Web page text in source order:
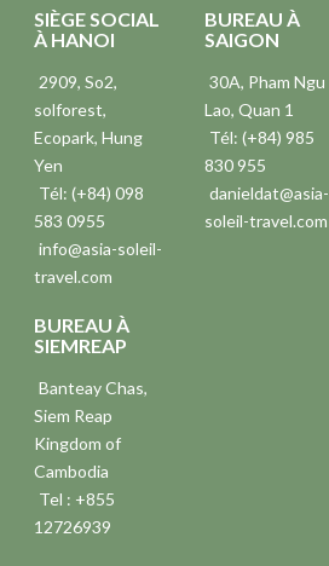
SIÈGE SOCIAL
À HANOI
2909, So2,
solforest,
Ecopark, Hung
Yen
Tél: (+84) 098
583 0955
info@asia-soleil-
travel.com
BUREAU À
SAIGON
30A, Pham Ngu
Lao, Quan 1
Tél: (+84) 985
830 955
danieldat@asia-
soleil-travel.com
BUREAU À
SIEMREAP
Banteay Chas,
Siem Reap
Kingdom of
Cambodia
Tel : +855
12726939